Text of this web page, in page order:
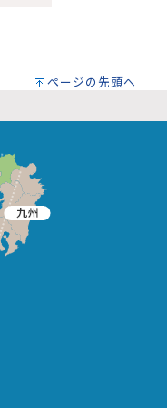
ページの先頭へ